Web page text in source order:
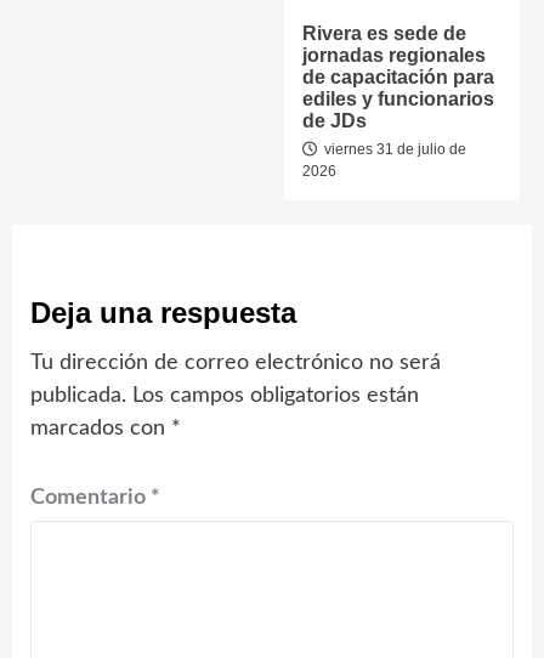
Rivera es sede de
jornadas regionales
de capacitación para
ediles y funcionarios
de JDs
viernes 31 de julio de
2026
Deja una respuesta
Tu dirección de correo electrónico no será
publicada. Los campos obligatorios están
marcados con *
Comentario *